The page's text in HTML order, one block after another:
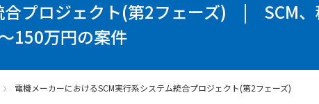
プロジェクト(第2フェーズ) | SCM
150万円の案件
電機メーカーにおけるSCM実行系システム統合プロジェクト(第2フェーズ)